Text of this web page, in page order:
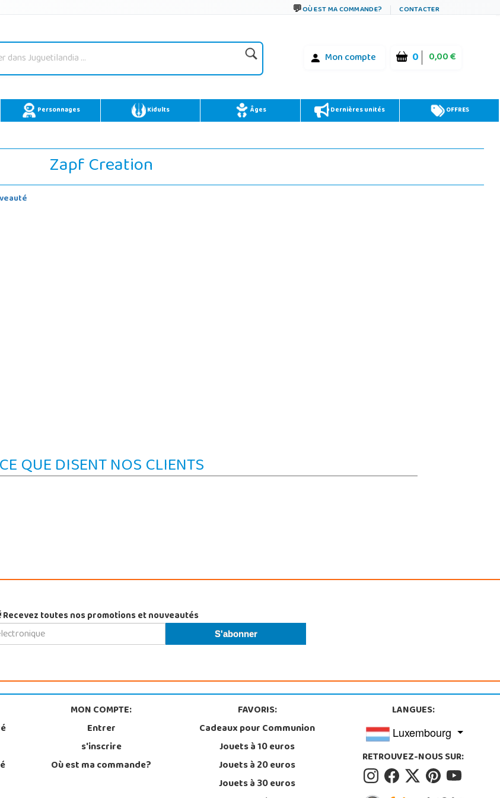
OÙ EST MA COMMANDE? CONTACTER
Mon compte 0 0,00 €
Personnages Kidults Âges Dernières unités OFFRES
Zapf Creation
QUE DISENT NOS CLIENTS
Recevez toutes nos promotions et nouveautés
MON COMPTE:
Entrer
s'inscrire
Où est ma commande?
FAVORIS:
Cadeaux pour Communion
Jouets à 10 euros
Jouets à 20 euros
Jouets à 30 euros
LANGUES:
Luxembourg
RETROUVEZ-NOUS SUR: